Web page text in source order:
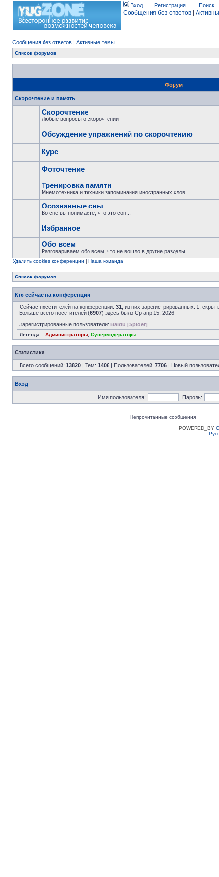
Вход Регистрация Поиск
Сообщения без ответов
Сообщения без ответов | Активные темы
Список форумов
Форум
Скорочтение и память
Скорочтение
Любые вопросы о скорочтении
Обсуждение упражнений по скорочтению
Курс
Фоточтение
Тренировка памяти
Мнемотехника и техники запоминания иностранных слов
Осознанные сны
Во сне вы понимаете, что это сон...
Избранное
Обо всем
Разговариваем обо всем, что не вошло в другие разделы
Удалить cookies конференции | Наша команда
Список форумов
Кто сейчас на конференции
Сейчас посетителей на конференции: 31 , из них зарегистрированных: 1,
Больше всего посетителей (6907) здесь было Ср апр 15, 2026
Зарегистрированные пользователи: Baidu [Spider]
Легенда :: Администраторы Супермодераторы
Статистика
Всего сообщений: 13820 | Тем: 1406 | Пользователей: 7706 | Новый
Вход
Имя пользователя: Пароль:
Непрочитанные сообщения
POWERED_BY